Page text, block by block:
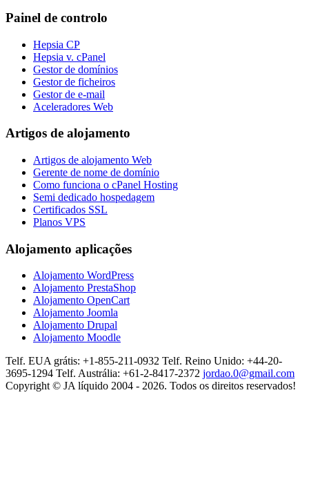
Painel de controlo
Hepsia CP
Hepsia v. cPanel
Gestor de domínios
Gestor de ficheiros
Gestor de e-mail
Aceleradores Web
Artigos de alojamento
Artigos de alojamento Web
Gerente de nome de domínio
Como funciona o cPanel Hosting
Semi dedicado hospedagem
Certificados SSL
Planos VPS
Alojamento aplicações
Alojamento WordPress
Alojamento PrestaShop
Alojamento OpenCart
Alojamento Joomla
Alojamento Drupal
Alojamento Moodle
Telf. EUA grátis: +1-855-211-0932 Telf. Reino Unido: +44-20-
3695-1294 Telf. Austrália: +61-2-8417-2372 jordao.0@gmail.com
Copyright © JA líquido 2004 - 2026. Todos os direitos reservados!